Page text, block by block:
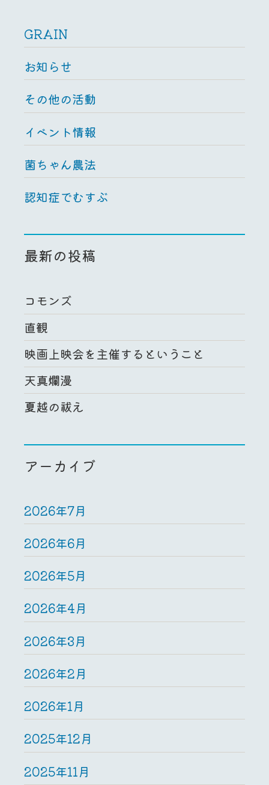
GRAIN
お知らせ
その他の活動
イベント情報
菌ちゃん農法
認知症でむすぶ
最新の投稿
コモンズ
直観
映画上映会を主催するということ
天真爛漫
夏越の祓え
アーカイブ
2026年7月
2026年6月
2026年5月
2026年4月
2026年3月
2026年2月
2026年1月
2025年12月
2025年11月